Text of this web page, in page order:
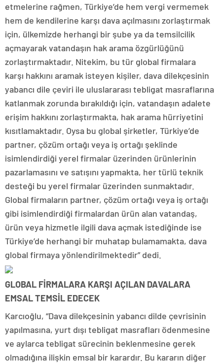
etmelerine rağmen, Türkiye’de hem vergi vermemek
hem de kendilerine karşı dava açılmasını zorlaştırmak
için, ülkemizde herhangi bir şube ya da temsilcilik
açmayarak vatandaşın hak arama özgürlüğünü
zorlaştırmaktadır. Nitekim, bu tür global firmalara
karşı hakkını aramak isteyen kişiler, dava dilekçesinin
yabancı dile çeviri ile uluslararası tebligat masraflarına
katlanmak zorunda bırakıldığı için, vatandaşın adalete
erişim hakkını zorlaştırmakta, hak arama hürriyetini
kısıtlamaktadır. Oysa bu global şirketler, Türkiye’de
partner, çözüm ortağı veya iş ortağı şeklinde
isimlendirdiği yerel firmalar üzerinden ürünlerinin
pazarlamasını ve satışını yapmakta, her türlü teknik
desteği bu yerel firmalar üzerinden sunmaktadır.
Global firmaların partner, çözüm ortağı veya iş ortağı
gibi isimlendirdiği firmalardan ürün alan vatandaş,
ürün veya hizmetle ilgili dava açmak istediğinde ise
Türkiye’de herhangi bir muhatap bulamamakta, dava
global firmaya yönlendirilmektedir” dedi.
GLOBAL FİRMALARA KARŞI AÇILAN DAVALARA
EMSAL TEMSİL EDECEK
Karcıoğlu, “Dava dilekçesinin yabancı dilde çevrisinin
yapılmasına, yurt dışı tebligat masrafları ödenmesine
ve aylarca tebligat sürecinin beklenmesine gerek
olmadığına ilişkin emsal bir karardır. Bu kararın diğer